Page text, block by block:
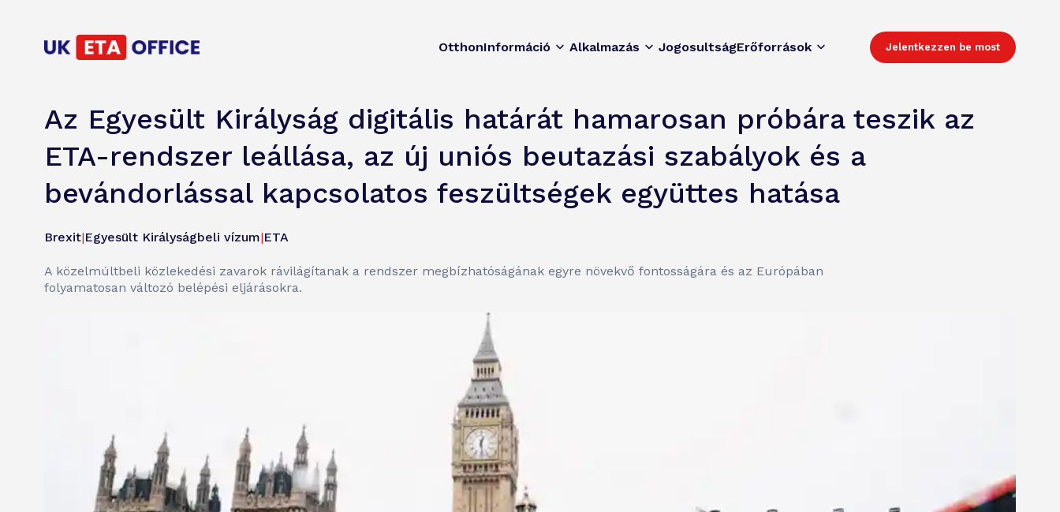
OtthonInformáció Alkalmazás JogosultságErőforrások Jelentkezzen be most
Az Egyesült Királyság digitális határát hamarosan próbára teszik az
ETA-rendszer leállása, az új uniós beutazási szabályok és a
bevándorlással kapcsolatos feszültségek együttes hatása
Brexit|Egyesült Királyságbeli vízum|ETA
A közelmúltbeli közlekedési zavarok rávilágítanak a rendszer megbízhatóságának egyre növekvő fontosságára és az Európában
folyamatosan változó belépési eljárásokra.